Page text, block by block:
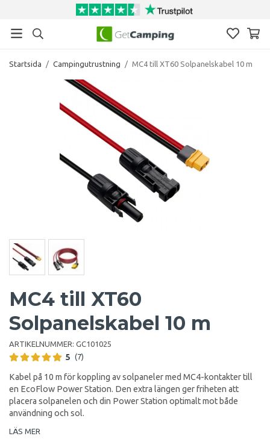
Startsida / Campingutrustning / MC4 till XT60 Solpanelskabel 10 m
MC4 till XT60
Solpanelskabel 10 m
ARTIKELNUMMER: GC101025
5 (7)
Kabel på 10 m för koppling av solpaneler med MC4-kontakter till
en EcoFlow Power Station. Den extra längen ger friheten att
placera solpanelen och din Power Station optimalt mot både
användning och sol.
LÄS MER